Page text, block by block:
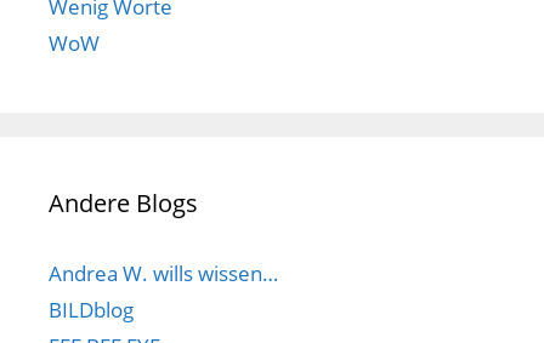
Wenig Worte
WoW
Andere Blogs
Andrea W. wills wissen…
BILDblog